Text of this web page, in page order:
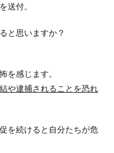
送付。
と思いますか？
を感じます。
や逮捕されることを恐れ
を続けると自分たちが危